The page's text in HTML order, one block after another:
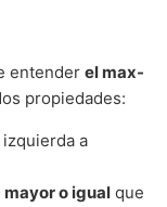
entender el max-
propiedades:
a
mayor o igual que